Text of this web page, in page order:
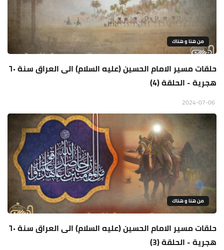
من هنا و هناك
حلقات مسير الامام الحسين (عليه السلام) الى العراق سنة ٦٠
هجرية - الحلقة (4)
من هنا و هناك
حلقات مسير الامام الحسين (عليه السلام) الى العراق سنة ٦٠
هجرية - الحلقة (3)